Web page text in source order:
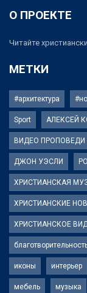
О ПРОЕКТЕ
Читайте
МЕТКИ
#архитектура
Sport АЛЕКСЕЙ
ВИДЕО ПРОПОВЕДИ
ДЖОН УЭСЛИ
ХРИСТИАНСКАЯ
ХРИСТИАНСКИЕ
ХРИСТИАНСКОЕ
иконы интерьер
мебель музыка